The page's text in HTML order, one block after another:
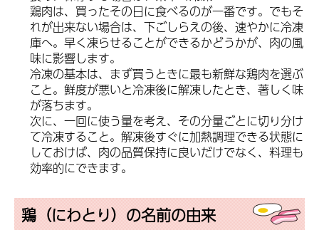
鶏肉は、買ったその日に食べるのが一番です。でもそ
れが出来ない場合は、下ごしらえの後、速やかに冷凍
庫へ。早く凍らせることができるかどうかが、肉の風
味に影響します。
冷凍の基本は、まず買うときに最も新鮮な鶏肉を選ぶ
こと。鮮度が悪いと冷凍後に解凍したとき、著しく味
が落ちます。
次に、一回に使う量を考え、その分量ごとに切り分け
て冷凍すること。解凍後すぐに加熱調理できる状態に
しておけば、肉の品質保持に良いだけでなく、料理も
効率的にできます。
鶏（にわとり）の名前の由来